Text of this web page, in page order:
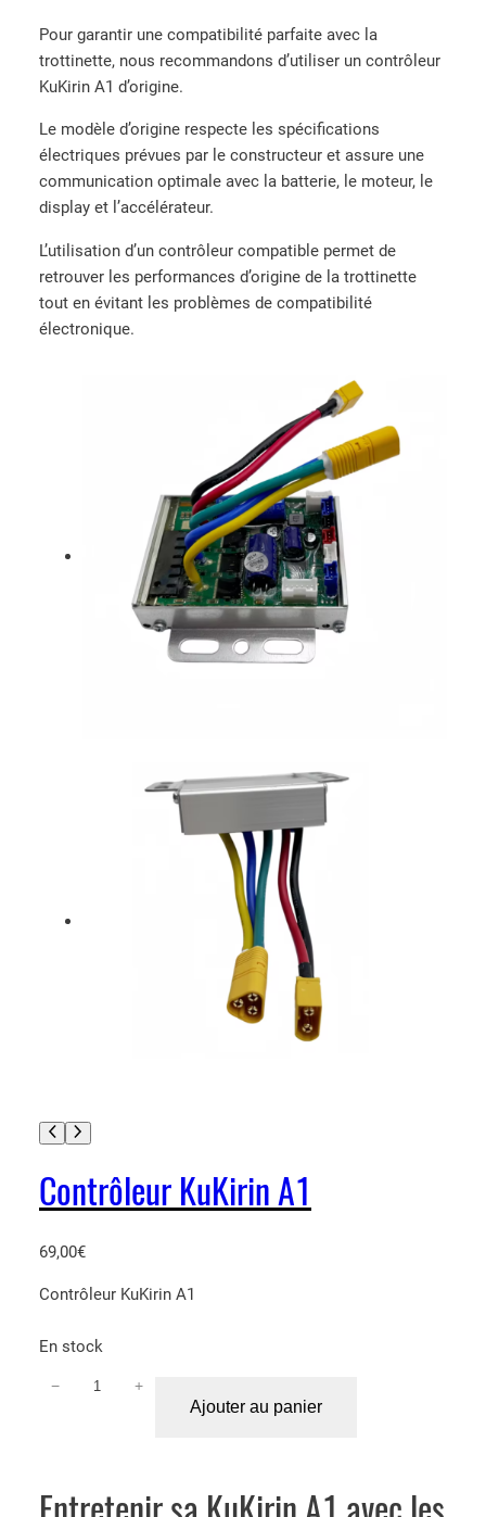
Pour garantir une compatibilité parfaite avec la
trottinette, nous recommandons d’utiliser un contrôleur
KuKirin A1 d’origine.
Le modèle d’origine respecte les spécifications
électriques prévues par le constructeur et assure une
communication optimale avec la batterie, le moteur, le
display et l’accélérateur.
L’utilisation d’un contrôleur compatible permet de
retrouver les performances d’origine de la trottinette
tout en évitant les problèmes de compatibilité
électronique.
Contrôleur KuKirin A1
69,00€
Contrôleur KuKirin A1
En stock
t
− +
Ajouter au panier